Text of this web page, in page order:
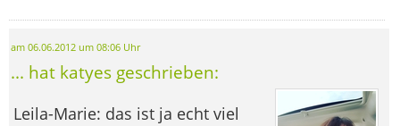
am 06.06.2012 um 08:06 Uhr
... hat katyes geschrieben:
Leila-Marie: das ist ja echt viel